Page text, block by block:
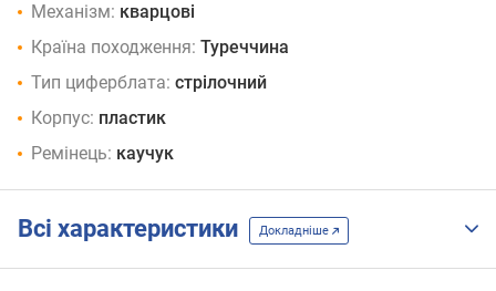
Механізм: кварцові
Країна походження: Туреччина
Тип циферблата: стрілочний
Корпус: пластик
Ремінець: каучук
Всі характеристики Докладніше